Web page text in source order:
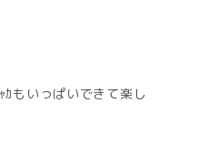
ｶもいっぱいできて楽し